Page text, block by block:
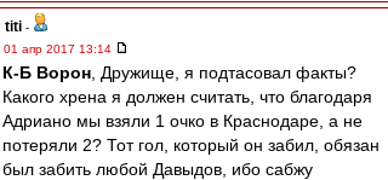
titi -
01 апр 2017 13:14
К-Б Ворон , Дружище, я подтасовал факты?
Какого хрена я должен считать, что благодаря
Адриано мы взяли 1 очко в Краснодаре, а не
потеряли 2? Тот гол, который он забил, обязан
был забить любой Давыдов, ибо сабжу